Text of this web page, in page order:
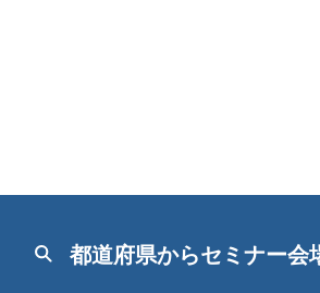
都道府県からセミナー会